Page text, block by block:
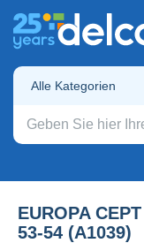
Alle Kategorien
EUROPA
53-54 (A1039)